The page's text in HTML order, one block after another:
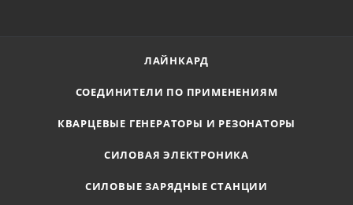
ЛАЙНКАРД
СОЕДИНИТЕЛИ ПО ПРИМЕНЕНИЯМ
КВАРЦЕВЫЕ ГЕНЕРАТОРЫ И РЕЗОНАТОРЫ
СИЛОВАЯ ЭЛЕКТРОНИКА
СИЛОВЫЕ ЗАРЯДНЫЕ СТАНЦИИ